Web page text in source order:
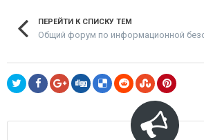
ПЕРЕЙТИ К СПИСКУ ТЕМ
Общий форум по информационной